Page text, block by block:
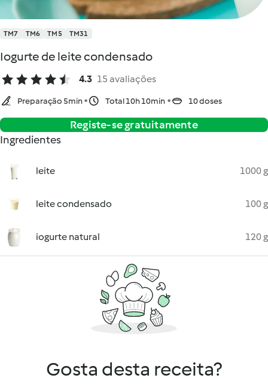
TM7 TM6 TM5 TM31
Iogurte de leite condensado
4.3 15 avaliações
Preparação 5min Total 10h 10min 10 doses
Registe-se gratuitamente
Ingredientes
leite 1000 g
leite condensado 100 g
iogurte natural 120 g
Gosta desta receita?